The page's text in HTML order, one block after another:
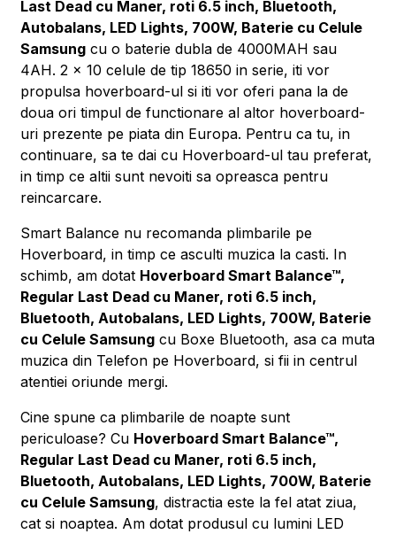
Last Dead cu Maner, roti 6.5 inch, Bluetooth,
Autobalans, LED Lights, 700W, Baterie cu Celule
Samsung cu o baterie dubla de 4000MAH sau
4AH. 2 x 10 celule de tip 18650 in serie, iti vor
propulsa hoverboard-ul si iti vor oferi pana la de
doua ori timpul de functionare al altor hoverboard-
uri prezente pe piata din Europa. Pentru ca tu, in
continuare, sa te dai cu Hoverboard-ul tau preferat,
in timp ce altii sunt nevoiti sa opreasca pentru
reincarcare.
Smart Balance nu recomanda plimbarile pe
Hoverboard, in timp ce asculti muzica la casti. In
schimb, am dotat Hoverboard Smart Balance™,
Regular Last Dead cu Maner, roti 6.5 inch,
Bluetooth, Autobalans, LED Lights, 700W, Baterie
cu Celule Samsung cu Boxe Bluetooth, asa ca muta
muzica din Telefon pe Hoverboard, si fii in centrul
atentiei oriunde mergi.
Cine spune ca plimbarile de noapte sunt
periculoase? Cu Hoverboard Smart Balance™,
Regular Last Dead cu Maner, roti 6.5 inch,
Bluetooth, Autobalans, LED Lights, 700W, Baterie
cu Celule Samsung, distractia este la fel atat ziua,
cat si noaptea. Am dotat produsul cu lumini LED